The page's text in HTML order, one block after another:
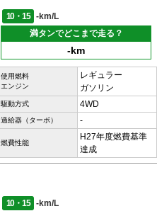
10・15
-km/L
満タンでどこまで走る？
-km
使用燃料
エンジン
レギュラー
ガソリン
駆動方式 4WD
過給器（ターボ） -
燃費性能
H27年度燃費基準
達成
10・15
-km/L